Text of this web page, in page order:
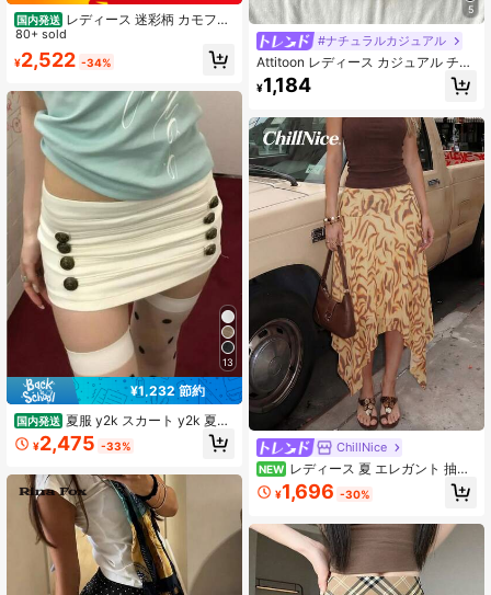
国内発送 レディース 迷彩柄 カモフラ
ミニスカート マイクロミニ ローウエ
スト カーゴスカート タイト Aライン
着痩せ 脚長効果 ヒップアップ スタ
レッチ性 動きやすい Y2K ギャル服
ストリート系 ダンス衣装 フェス イ
ベント ライブ キャンプ アウトドア
カジュアル 大人可愛い ミリタリー
ワークスカート 美脚 ボトムス パン
ク ロック 原宿系 韓国ファッション 1
0代 20代 個性的 カモフラージュ カ
ーキ 春 夏 秋 冬
80+ sold
¥2,522 -34%
13
¥1,232 節約
国内発送 夏服 y2k スカート y2k 夏新
作 アメリカンレトロ ナポレオンボタ
ンデザイン ホワイトデニムスカート
ットスカート レディース 大人気
¥2,475 -33%
5
#ナチュラルカジュアル
Attitoon レディース カジュアル チェ
ック柄スカート、夏用
¥1,184
ChillNice
NEW レディース 夏 エレガント 抽象
アニマル柄 ミディ丈スカート バケー
ション ホリデー ハイウエスト アシ
にもおすすめ
¥1,696 -30%